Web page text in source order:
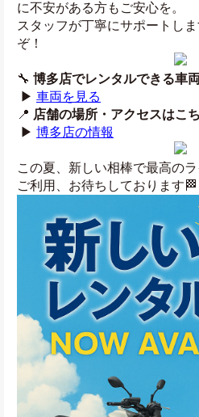
に不安がある方もご安心を。
スタッフが丁寧にサポートし
ぞ！
🔧 博多店でレンタルできる車
▶ 車両を見る
📍 店舗の場所・アクセスはこ
▶ 博多店の情報
この夏、新しい相棒で最高のラ
ご利用、お待ちしております🏁